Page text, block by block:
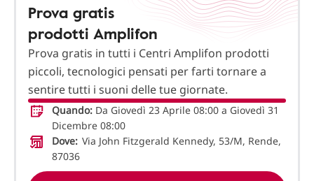
Prova gratis
prodotti Amplifon
Prova gratis in tutti i Centri Amplifon prodotti
piccoli, tecnologici pensati per farti tornare a
sentire tutti i suoni delle tue giornate.
Quando: Da Giovedì 23 Aprile 08:00 a Giovedì 31
Dicembre 08:00
Dove: Via John Fitzgerald Kennedy, 53/M, Rende,
87036